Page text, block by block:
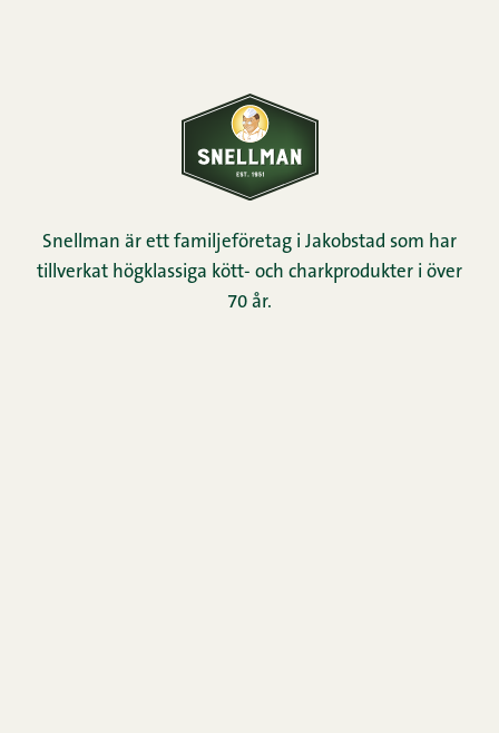
Snellman är ett familjeföretag i Jakobstad som har
tillverkat högklassiga kött- och charkprodukter i över
70 år.